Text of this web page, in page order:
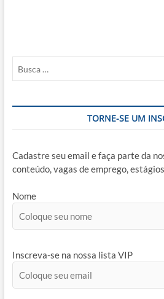
TORNE-SE UM
Cadastre seu email e faça parte da
conteúdo, vagas de emprego,
Nome
Inscreva-se na nossa lista VIP